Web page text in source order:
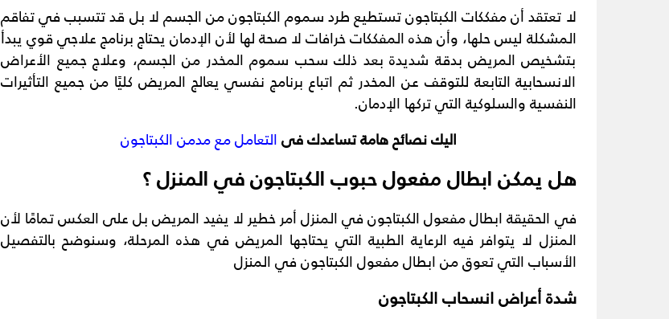
لا تعتقد أن مفككات الكبتاجون تستطيع طرد سموم الكبتاجون من الجسم لا بل قد تتسبب في تفاقم
المشكلة ليس حلها، وأن هذه المفككات خرافات لا صحة لها لأن الإدمان يحتاج برنامج علاجي قوي يبدأ
بتشخيص المريض بدقة شديدة بعد ذلك سحب سموم المخدر من الجسم، وعلاج جميع الأعراض
الانسحابية التابعة للتوقف عن المخدر ثم اتباع برنامج نفسي يعالج المريض كليًا من جميع التأثيرات
النفسية والسلوكية التي تركها الإدمان.
اليك نصائح هامة تساعدك فىالتعامل مع مدمن الكبتاجون
هل يمكن ابطال مفعول حبوب الكبتاجون في المنزل ؟
في الحقيقة ابطال مفعول الكبتاجون في المنزل أمر خطير لا يفيد المريض بل على العكس تمامًا لأن
المنزل لا يتوافر فيه الرعاية الطبية التي يحتاجها المريض في هذه المرحلة، وسنوضح بالتفصيل
الأسباب التي تعوق من ابطال مفعول الكبتاجون في المنزل
شدة أعراض انسحاب الكبتاجون